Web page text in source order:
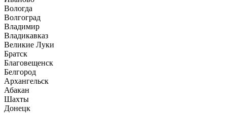
Вологда
Волгоград
Владимир
Владикавказ
Великие Луки
Братск
Благовещенск
Белгород
Архангельск
Абакан
Шахты
Донецк